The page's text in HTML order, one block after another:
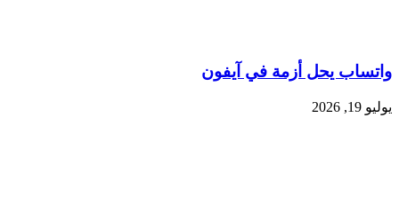
واتساب يحل أزمة في آيفون
يوليو 19, 2026